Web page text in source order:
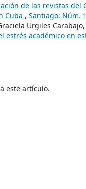
de las revistas del
Cuba , Santiago: Núm.
Urgiles
estrés académico en
este artículo.